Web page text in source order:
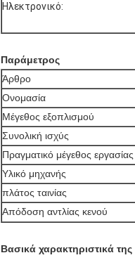
Ηλεκτρονικό:
Παράμετρος
Άρθρο
Ονομασία
Μέγεθος εξοπλισμού
Συνολική ισχύς
Πραγματικό μέγεθος
Υλικό μηχανής
πλάτος ταινίας
Απόδοση αντλίας κενού
Βασικά χαρακτηριστικά